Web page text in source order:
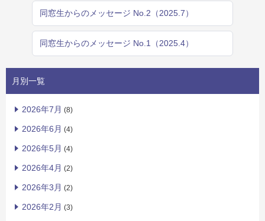
同窓生からのメッセージ No.2（2025.7）
同窓生からのメッセージ No.1（2025.4）
月別一覧
2026年7月 (8)
2026年6月 (4)
2026年5月 (4)
2026年4月 (2)
2026年3月 (2)
2026年2月 (3)